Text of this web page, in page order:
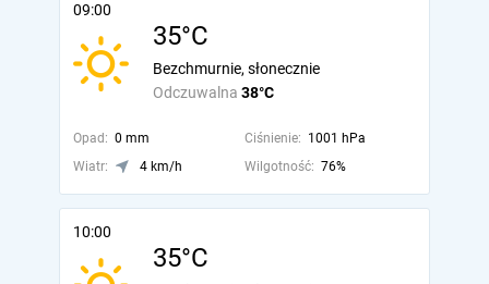
09:00
35°C
Odczuwalna 38°C
Bezchmurnie, słonecznie
Opad: 0 mm Ciśnienie: 1001 hPa
Wiatr:
4 km/h Wilgotność: 76%
10:00
35°C